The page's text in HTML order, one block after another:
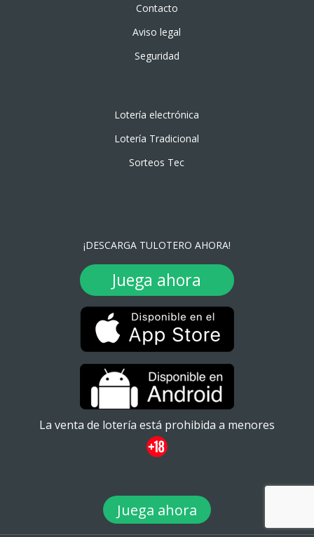
Contacto
Aviso legal
Seguridad
Lotería electrónica
Lotería Tradicional
Sorteos Tec
¡DESCARGA TULOTERO AHORA!
Juega ahora
La venta de lotería está prohibida a menores
Juega ahora